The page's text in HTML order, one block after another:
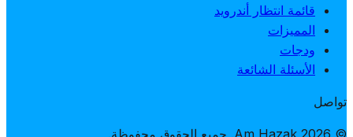
قائمة انتظار أندرويد
المميزات
ودجات
الأسئلة الشائعة
تواصل